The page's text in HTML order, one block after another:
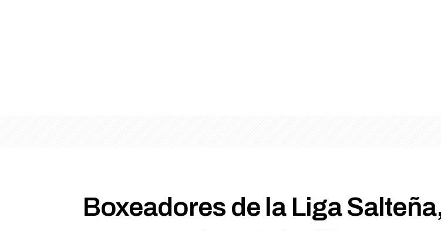
Boxeadores de la Liga